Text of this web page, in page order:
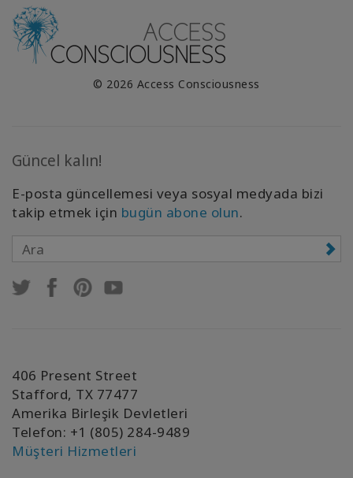
© 2026 Access Consciousness
Güncel kalın!
E-posta güncellemesi veya sosyal medyada bizi
takip etmek için bugün abone olun.
406 Present Street
Stafford, TX 77477
Amerika Birleşik Devletleri
Telefon: +1 (805) 284-9489
Müşteri Hizmetleri